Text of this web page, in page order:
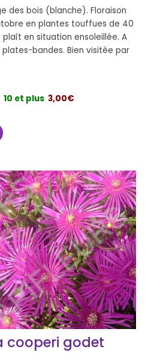
des bois (blanche). Floraison
en plantes touffues de 40
plaît en situation ensoleillée. A
bandes. Bien visitée par
10 et plus 3,00€
cooperi godet